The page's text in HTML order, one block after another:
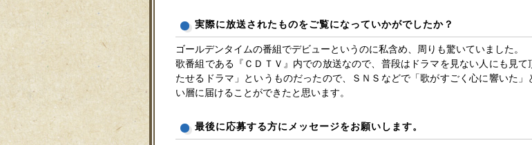
実際に放送されたものをご覧になっていかがでしたか？
ゴールデンタイムの番組でデビューというのに私含め、周りも驚いていました。
歌番組である『ＣＤＴＶ』内での放送なので、普段はドラマを見ない人にも見
たせるドラマ」というものだったので、ＳＮＳなどで「歌がすごく心に響いた
い層に届けることができたと思います。
最後に応募する方にメッセージをお願いします。